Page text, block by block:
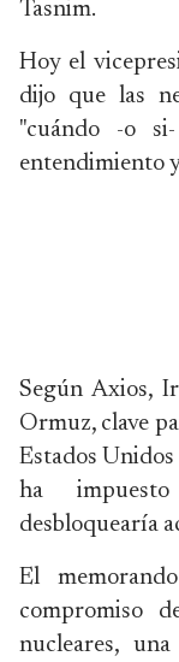
Tasnim.
Hoy el
dijo que las
"cuándo -o
entendimiento
Según Axios,
Ormuz, clave
Estados
ha
desbloquearía
El
compromiso
nucleares,